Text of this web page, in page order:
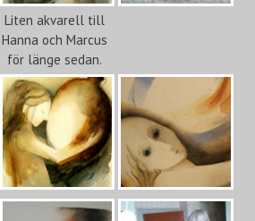
Liten akvarell till
Hanna och Marcus
för länge sedan.